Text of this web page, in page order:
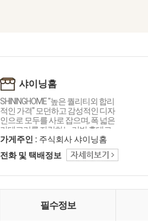
샤이닝홈
SHININGHOME "높은 퀄리티외 합리
적인 가격" 모던하고 감성적인 디자
인으로 모두를 사로 잡으며, 폭 넓은
카테고리를 자랑하는 리빙 홈데코
인테리어 샤이닝홈입니다.
가게주인 : 주식회사 샤이닝홈
전화 및 택배정보
필수정보